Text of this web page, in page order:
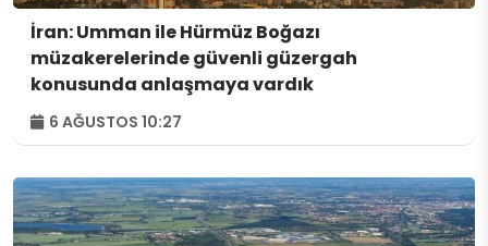
İran: Umman ile Hürmüz Boğazı
müzakerelerinde güvenli güzergah
konusunda anlaşmaya vardık
6 AĞUSTOS 10:27